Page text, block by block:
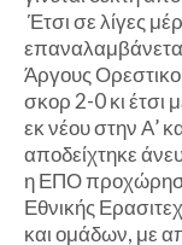
Έτσι σε λίγες
Άργους
σκορ 2-0 κι έτσι
εκ νέου στην Α’
αποδείχτηκε
η ΕΠΟ
Εθνικής
και ομάδων, με